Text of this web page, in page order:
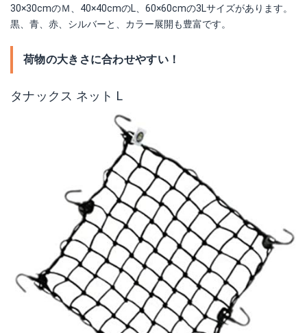
30×30cmのＭ、40×40cmのL、60×60cmの3Lサイズがあります。
黒、青、赤、シルバーと、カラー展開も豊富です。
荷物の大きさに合わせやすい！
タナックス ネット L